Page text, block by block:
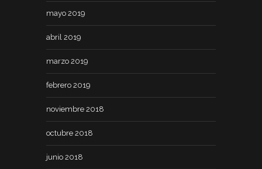
mayo 2019
abril 2019
marzo 2019
febrero 2019
noviembre 2018
octubre 2018
junio 2018